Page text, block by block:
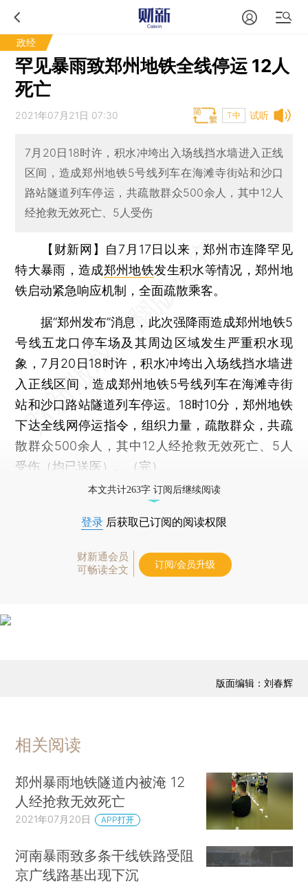
政经
罕见暴雨致郑州地铁全线停运 12人
死亡
试听
2021年07月21日 07:30 T中
7月20日18时许，积水冲垮出入场线挡水墙进入正线
区间，造成郑州地铁5号线列车在海滩寺街站和沙口
路站隧道列车停运，共疏散群众500余人，其中12人
经抢救无效死亡、5人受伤
【财新网】 自7月17日以来，郑州市连降罕见
特大暴雨，造成郑州地铁发生积水等情况，郑州地
铁启动紧急响应机制，全面疏散乘客。
据“郑州发布”消息，此次强降雨造成郑州地铁5
号线五龙口停车场及其周边区域发生严重积水现
象，7月20日18时许，积水冲垮出入场线挡水墙进
入正线区间，造成郑州地铁5号线列车在海滩寺街
站和沙口路站隧道列车停运。18时10分，郑州地铁
下达全线网停运指令，组织力量，疏散群众，共疏
散群众500余人，其中12人经抢救无效死亡、5人
受伤（均已送医）。（完）
本文共计263字 订阅后继续阅读
登录 后获取已订阅的阅读权限
财新通会员
可畅读全文
订阅/会员升级
版面编辑：刘春辉
相关阅读
郑州暴雨地铁隧道内被淹 12
人经抢救无效死亡
2021年07月20日 APP打开
河南暴雨致多条干线铁路受阻
京广线路基出现下沉